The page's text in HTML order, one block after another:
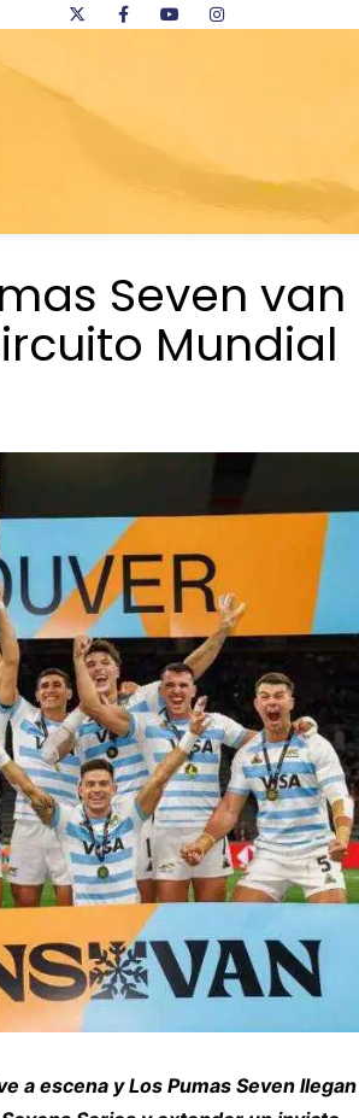
Seven van
Mundial
a escena y Los Pumas Seven llegan